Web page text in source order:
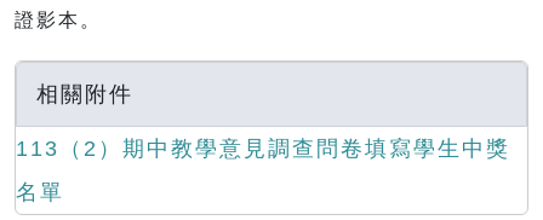
證影本。
相關附件
113（2）期中教學意見調查問卷填寫學生中獎
名單